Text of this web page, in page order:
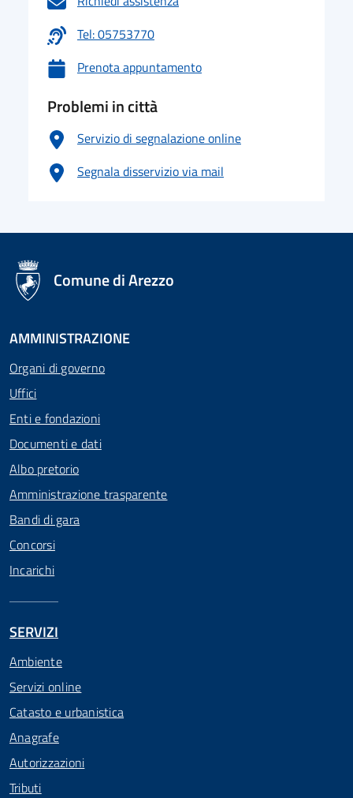
Tel: 05753770
Prenota appuntamento
Problemi in città
Servizio di segnalazione online
Segnala disservizio via mail
logo Unione Europea
Comune di Arezzo
AMMINISTRAZIONE
Organi di governo
Uffici
Enti e fondazioni
Documenti e dati
Albo pretorio
Amministrazione trasparente
Bandi di gara
Concorsi
Incarichi
SERVIZI
Ambiente
Servizi online
Catasto e urbanistica
Anagrafe
Autorizzazioni
Tributi